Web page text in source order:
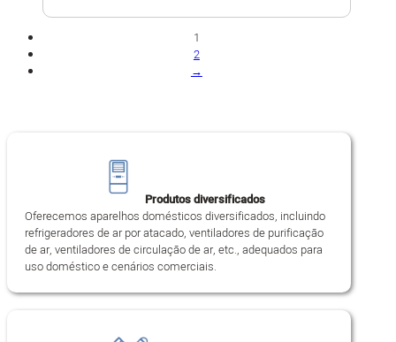
1
2
→
Produtos diversificados
Oferecemos aparelhos domésticos diversificados, incluindo
refrigeradores de ar por atacado, ventiladores de purificação
de ar, ventiladores de circulação de ar, etc., adequados para
uso doméstico e cenários comerciais.